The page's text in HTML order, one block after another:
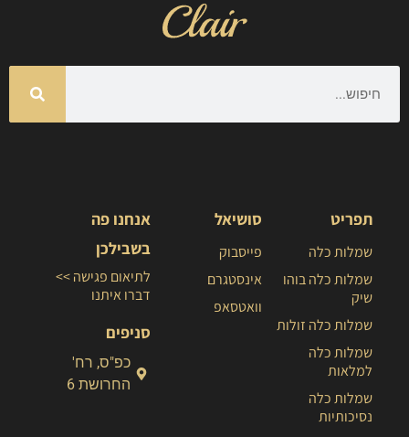
תפריט
שמלות כלה
שמלות כלה בוהו
שיק
שמלות כלה זולות
שמלות כלה
למלאות
שמלות כלה
נסיכותיות
סושיאל
פייסבוק
אינסטגרם
וואטסאפ
אנחנו פה
בשבילכן
לתיאום פגישה >>
דברו איתנו
סניפים
כפ"ס, רח'
החרושת 6